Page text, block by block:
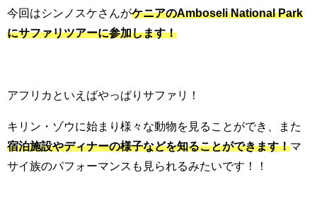
今回はシンノスケさんがケニアのAmboseli National Park
にサファリツアーに参加します！
アフリカといえばやっぱりサファリ！
キリン・ゾウに始まり様々な動物を見ることができ、また
宿泊施設やディナーの様子などを知ることができます！マ
サイ族のパフォーマンスも見られるみたいです！！